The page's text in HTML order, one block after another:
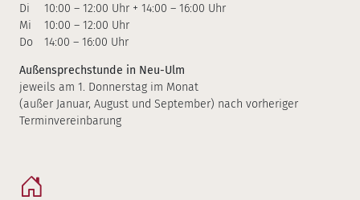
Di
10:00 – 12:00 Uhr + 14:00 – 16:00 Uhr
Mi
10:00 – 12:00 Uhr
Do
14:00 – 16:00 Uhr
Außensprechstunde in Neu-Ulm
jeweils am 1. Donnerstag im Monat
(außer Januar, August und September) nach vorheriger
Terminvereinbarung